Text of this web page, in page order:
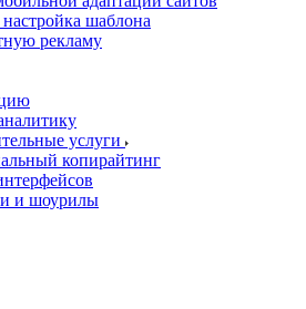
шаблона
рекламу
услуги
копирайтинг
и шоурилы